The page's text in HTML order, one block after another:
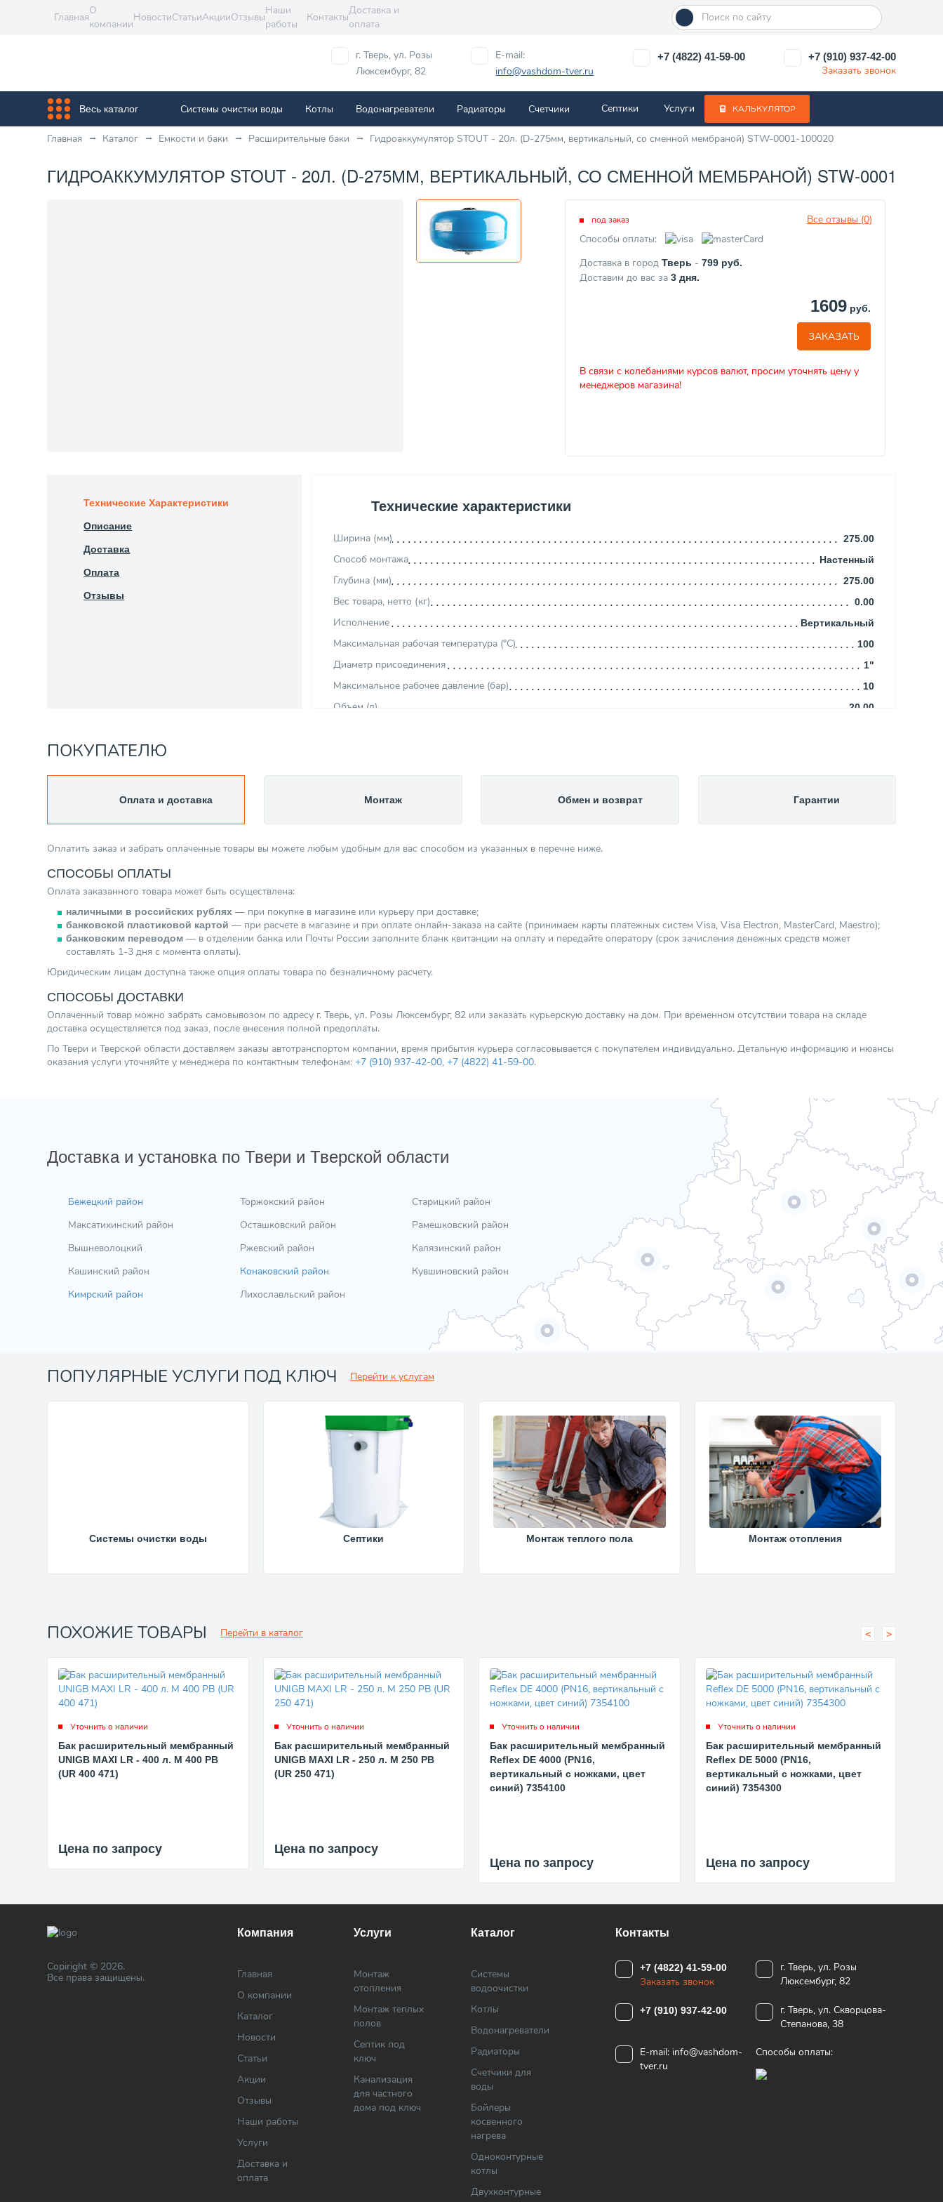
Главная
О
компании
НовостиСтатьиАкцииОтзывы
Наши
работы
Контакты
Доставка и
оплата
г. Тверь, ул. Розы
Люксембург, 82
E-mail:
info@vashdom-tver.ru
+7 (4822) 41-59-00 +7 (910) 937-42-00
Заказать звонок
Весь каталог Системы очистки воды Котлы Водонагреватели Радиаторы Cчетчики Септики Услуги КАЛЬКУЛЯТОР
Главная Каталог Емкости и баки Расширительные баки Гидроаккумулятор STOUT - 20л. (D-275мм, вертикальный, со сменной мембраной) STW-0001-100020
ГИДРОАККУМУЛЯТОР STOUT - 20Л. (D-275ММ, ВЕРТИКАЛЬНЫЙ, СО СМЕННОЙ МЕМБРАНОЙ) STW-0001-
Все отзывы (0)
под заказ
Способы оплаты:
Доставка в город Тверь - 799 руб.
Доставим до вас за 3 дня.
1609руб.
ЗАКАЗАТЬ
В связи с колебаниями курсов валют, просим уточнять цену у
менеджеров магазина!
Технические Характеристики Технические характеристики
Ширина (мм) 275.00
Способ монтажа Настенный
Глубина (мм) 275.00
Вес товара, нетто (кг) 0.00
Исполнение Вертикальный
Максимальная рабочая температура (°С) 100
Диаметр присоединения 1"
Максимальное рабочее давление (бар) 10
Объем (л) 20.00
Страна производитель
Ножки
Категория Емкости и баки
Описание
Доставка
Оплата
Отзывы
ПОКУПАТЕЛЮ
Оплата и доставка
Оплатить заказ и забрать оплаченные товары вы можете любым удобным для вас способом из указанных в перечне ниже.
СПОСОБЫ ОПЛАТЫ
Оплата заказанного товара может быть осуществлена:
наличными в российских рублях — при покупке в магазине или курьеру при доставке;
банковской пластиковой картой — при расчете в магазине и при оплате онлайн-заказа на сайте (принимаем карты платежных систем Visa, Visa Electron, MasterCard, Maestro);
банковским переводом — в отделении банка или Почты России заполните бланк квитанции на оплату и передайте оператору (срок зачисления денежных средств может
составлять 1-3 дня с момента оплаты).
Юридическим лицам доступна также опция оплаты товара по безналичному расчету.
СПОСОБЫ ДОСТАВКИ
Оплаченный товар можно забрать самовывозом по адресу г. Тверь, ул. Розы Люксембург, 82 или заказать курьерскую доставку на дом. При временном отсутствии товара на складе
доставка осуществляется под заказ, после внесения полной предоплаты.
По Твери и Тверской области доставляем заказы автотранспортом компании, время прибытия курьера согласовывается с покупателем индивидуально. Детальную информацию и нюансы
оказания услуги уточняйте у менеджера по контактным телефонам: +7 (910) 937-42-00, +7 (4822) 41-59-00.
Монтаж Обмен и возврат Гарантии
Доставка и установка по Твери и Тверской области
Бежецкий район
Максатихинский район
Вышневолоцкий
Кашинский район
Кимрский район
Торжокский район
Осташковский район
Ржевский район
Конаковский район
Лихославльский район
Старицкий район
Рамешковский район
Калязинский район
Кувшиновский район
ПОПУЛЯРНЫЕ УСЛУГИ ПОД КЛЮЧ Перейти к услугам
Системы очистки воды Септики Монтаж теплого пола Монтаж отопления
ПОХОЖИЕ ТОВАРЫ Перейти в каталог
Уточнить о наличии
Бак расширительный мембранный
UNIGB MAXI LR - 400 л. M 400 PB
(UR 400 471)
Цена по запросу
Уточнить о наличии
Бак расширительный мембранный
UNIGB MAXI LR - 250 л. M 250 PB
(UR 250 471)
Цена по запросу
Уточнить о наличии
Бак расширительный мембранный
Reflex DE 4000 (PN16,
вертикальный с ножками, цвет
синий) 7354100
Цена по запросу
Уточнить о наличии
Бак расширительный мембранный
Reflex DE 5000 (PN16,
вертикальный с ножками, цвет
синий) 7354300
Цена по запросу
< >
Copiright © 2026.
Все права защищены.
Компания
Главная
О компании
Каталог
Новости
Статьи
Акции
Отзывы
Наши работы
Услуги
Доставка и
оплата
Услуги
Монтаж
отопления
Монтаж теплых
полов
Септик под
ключ
Канализация
для частного
дома под ключ
Каталог
Системы
водоочистки
Котлы
Водонагреватели
Радиаторы
Cчетчики для
воды
Бойлеры
косвенного
нагрева
Одноконтурные
котлы
Двухконтурные
Контакты
+7 (4822) 41-59-00
Заказать звонок
г. Тверь, ул. Розы
Люксембург, 82
+7 (910) 937-42-00
г. Тверь, ул. Скворцова-
Степанова, 38
E-mail: info@vashdom-
tver.ru
Способы оплаты: